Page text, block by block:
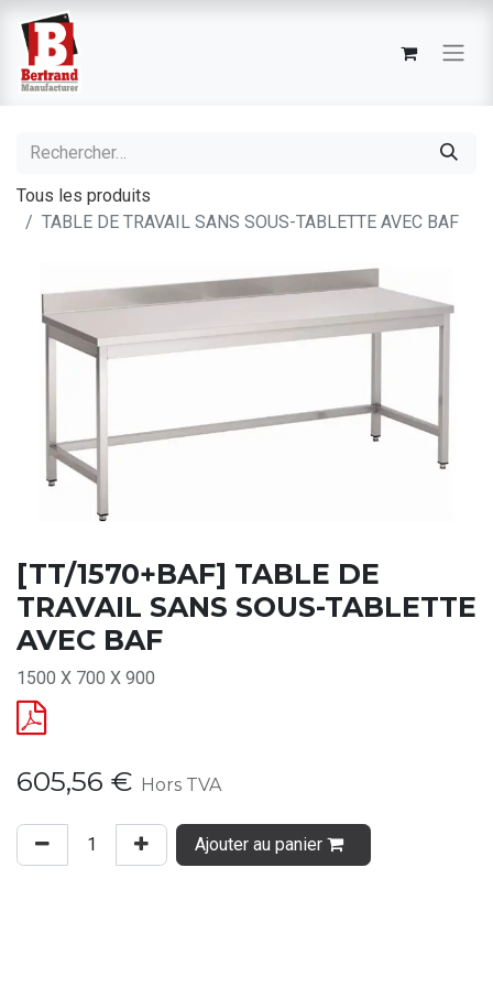
Tous les produits
TABLE DE TRAVAIL SANS SOUS-TABLETTE AVEC BAF
[TT/1570+BAF] TABLE DE
TRAVAIL SANS SOUS-TABLETTE
AVEC BAF
1500 X 700 X 900
605,56 € Hors TVA
Ajouter au panier